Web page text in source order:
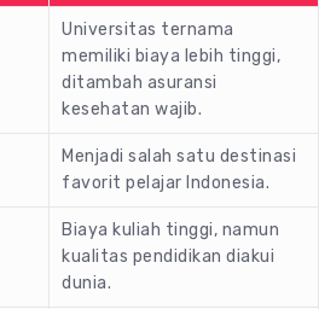
Universitas ternama
memiliki biaya lebih tinggi,
ditambah asuransi
kesehatan wajib.
Menjadi salah satu destinasi
favorit pelajar Indonesia.
Biaya kuliah tinggi, namun
kualitas pendidikan diakui
dunia.